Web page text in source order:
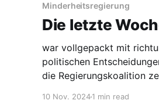
Minderheitsregierung
Die letzte
war vollgepackt mit
politischen
die Regierungskoalition
10 Nov. 20241 min read